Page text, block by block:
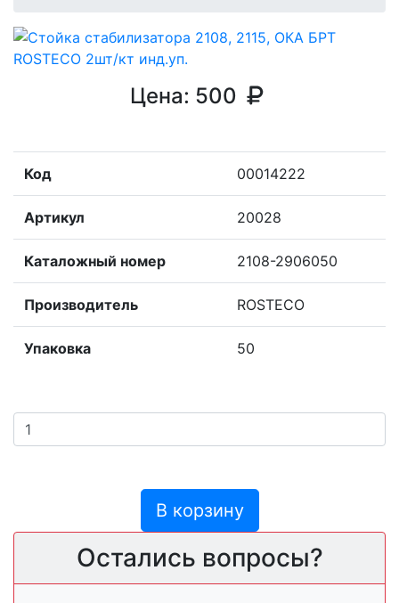
Цена: 500
Код 00014222
Артикул 20028
Каталожный номер 2108-2906050
Производитель ROSTECO
Упаковка 50
В корзину
Остались вопросы?